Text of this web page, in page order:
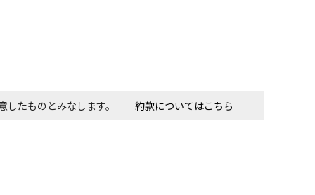
工事が必要な商品です。別途費用が発生する場合がござい
意したものとみなします。 約款についてはこちら